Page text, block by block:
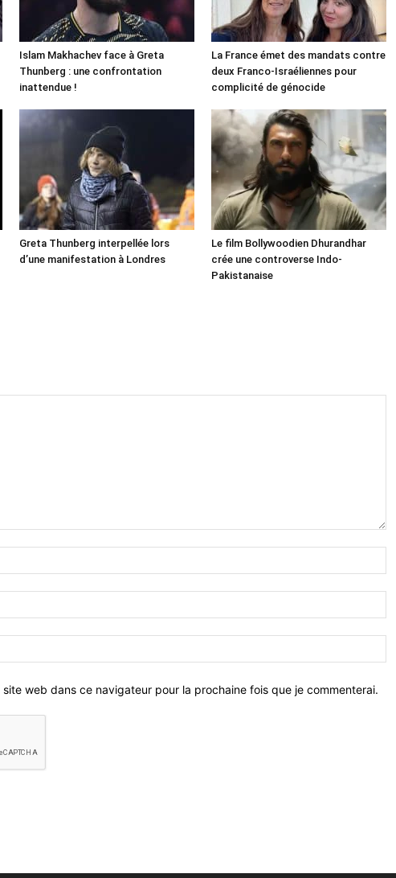
Islam Makhachev face à Greta
Thunberg : une confrontation
inattendue !
La France émet des mandats contre
deux Franco-Israéliennes pour
complicité de génocide
Greta Thunberg interpellée lors
d’une manifestation à Londres
Le film Bollywoodien Dhurandhar
crée une controverse Indo-
Pakistanaise
web dans ce navigateur pour la prochaine fois que je commenterai.